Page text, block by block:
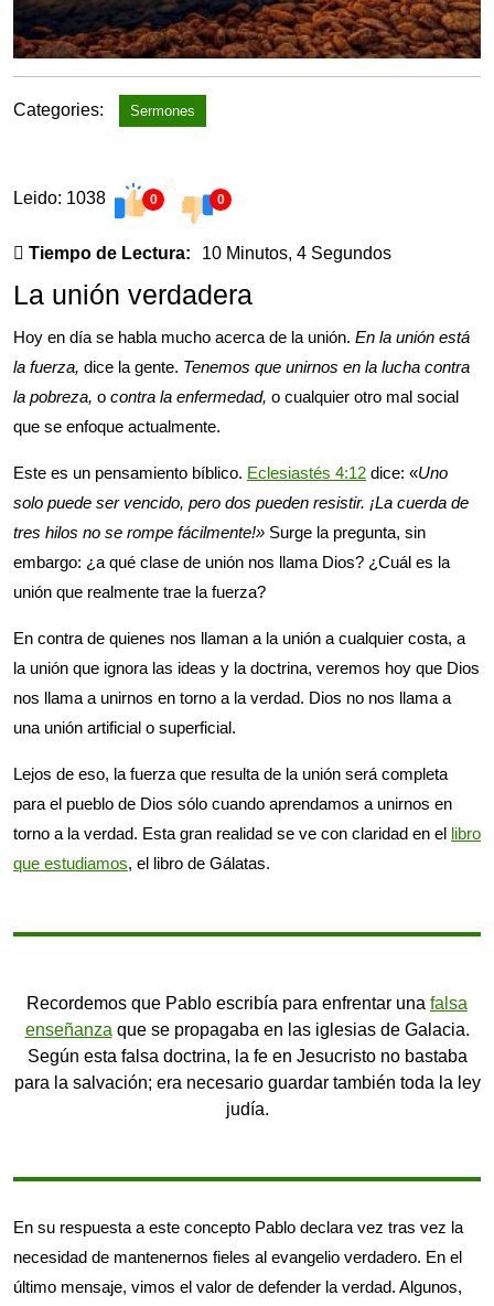
Categories: Sermones
Leido: 1038 0 0
Tiempo de Lectura: 10 Minutos, 4 Segundos
La unión verdadera
Hoy en día se habla mucho acerca de la unión. En la unión está
la fuerza, dice la gente. Tenemos que unirnos en la lucha contra
la pobreza, o contra la enfermedad, o cualquier otro mal social
que se enfoque actualmente.
Este es un pensamiento bíblico. Eclesiastés 4:12 dice: «Uno
solo puede ser vencido, pero dos pueden resistir. ¡La cuerda de
tres hilos no se rompe fácilmente!» Surge la pregunta, sin
embargo: ¿a qué clase de unión nos llama Dios? ¿Cuál es la
unión que realmente trae la fuerza?
En contra de quienes nos llaman a la unión a cualquier costa, a
la unión que ignora las ideas y la doctrina, veremos hoy que Dios
nos llama a unirnos en torno a la verdad. Dios no nos llama a
una unión artificial o superficial.
Lejos de eso, la fuerza que resulta de la unión será completa
para el pueblo de Dios sólo cuando aprendamos a unirnos en
torno a la verdad. Esta gran realidad se ve con claridad en el libro
que estudiamos, el libro de Gálatas.
Recordemos que Pablo escribía para enfrentar una falsa
enseñanza que se propagaba en las iglesias de Galacia.
Según esta falsa doctrina, la fe en Jesucristo no bastaba
para la salvación; era necesario guardar también toda la ley
judía.
En su respuesta a este concepto Pablo declara vez tras vez la
necesidad de mantenernos fieles al evangelio verdadero. En el
último mensaje, vimos el valor de defender la verdad. Algunos,